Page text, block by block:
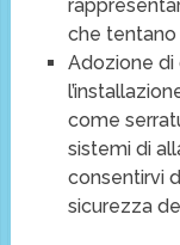
che tentano
Adozione di
come
sistemi di
consentirvi
sicurezza